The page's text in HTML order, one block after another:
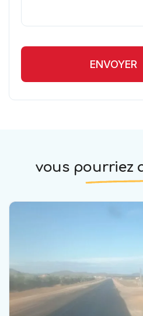
ENVOYER
vous pourriez